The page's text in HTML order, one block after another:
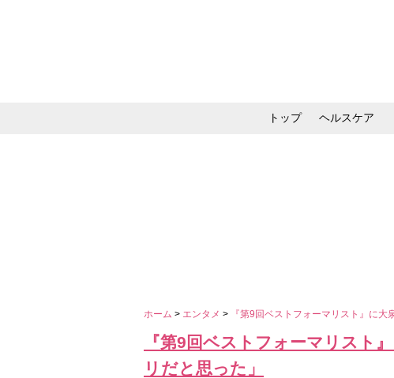
トップ ヘルスケア
ホーム > エンタメ > 『第9回ベストフォーマリスト』に
『第9回ベストフォーマリスト
リだと思った」